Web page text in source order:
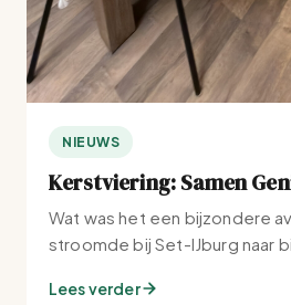
NIEUWS
Kerstviering: Samen
Wat was het een bijzondere
stroomde bij Set-IJburg naar
Lees verder